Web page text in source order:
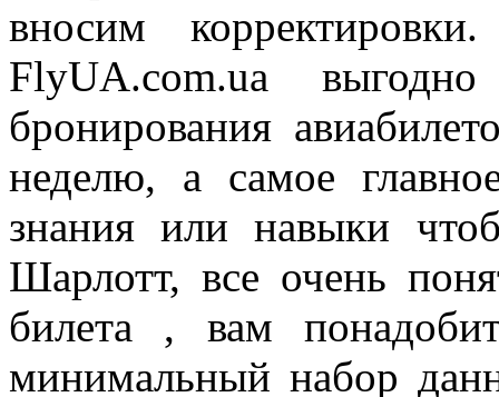
вносим
FlyUA.com.ua
бронирования
неделю, а самое
знания или навыки
Шарлотт, все очень
билета , вам
минимальный набор